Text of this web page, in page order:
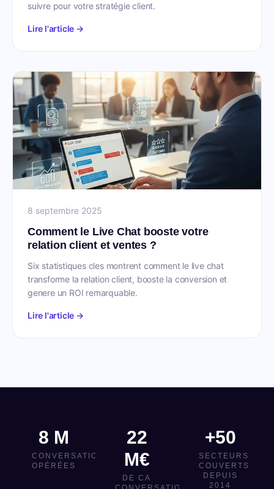
suivre pour votre stratégie client.
Lire l'article →
8 septembre 2025
Comment le Live Chat booste votre
relation client et ventes ?
Six statistiques cles montrent comment le live chat
transforme la relation client, booste la conversion et
genere un ROI remarquable.
Lire l'article →
8 M
CONVERSATIONS
OPÉRÉES
22
M€
DE CA
+50
SECTEURS
COUVERTS
DEPUIS
2014